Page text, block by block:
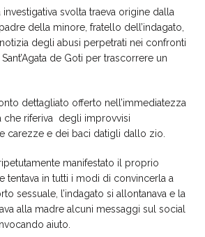
investigativa svolta traeva origine dalla
della minore, fratello dell’indagato,
degli abusi perpetrati nei confronti
de Goti per trascorrere un
dettagliato offerto nell’immediatezza
che riferiva degli improvvisi
carezze e dei baci datigli dallo zio
manifestato il proprio
tentava in tutti i modi di convincerla a
sessuale, l’indagato si allontanava e la
alla madre alcuni messaggi sul social
invocando aiuto.